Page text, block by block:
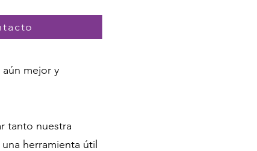
mejor y
tanto nuestra
herramienta útil